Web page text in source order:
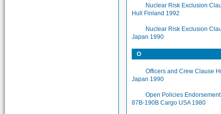
Nuclear Risk Exclusion
Hull Finland 1992
Nuclear Risk Exclusion
Japan 1990
O
Officers and Crew Clause
Japan 1990
Open Policies
87B-190B Cargo USA 1980